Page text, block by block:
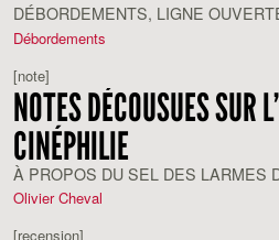
DÉBORDEMENTS, LIGNE
Débordements
[note]
NOTES DÉCOUSUES SUR
CINÉPHILIE
À PROPOS DU SEL DES LARMES
Olivier Cheval
[recension]